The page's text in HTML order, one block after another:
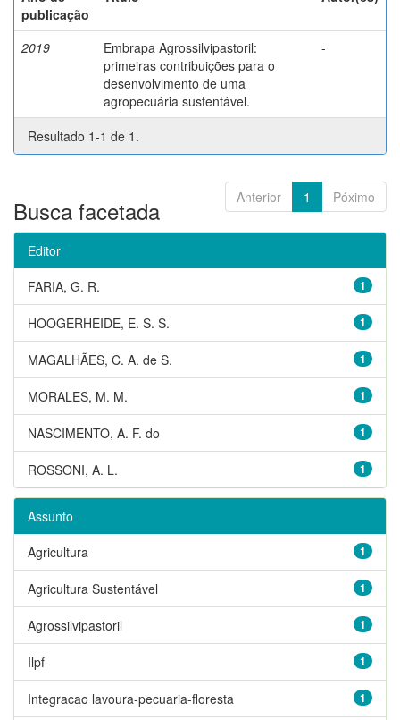
publicação
2019
Embrapa Agrossilvipastoril:
primeiras contribuições para o
desenvolvimento de uma
agropecuária sustentável.
-
Resultado 1-1 de 1.
Anterior 1 Póximo
Busca facetada
Editor
1
FARIA, G. R.
1
HOOGERHEIDE, E. S. S.
1
MAGALHÃES, C. A. de S.
1
MORALES, M. M.
1
NASCIMENTO, A. F. do
1
ROSSONI, A. L.
Assunto
1
Agricultura
1
Agricultura Sustentável
1
Agrossilvipastoril
1
Ilpf
1
Integracao lavoura-pecuaria-floresta